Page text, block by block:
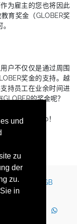
und
zu
der
zu.
in
为雇主的您也将因此
育奖金（GLOBER奖
户不仅仅是通过周围
奖金的支持。越
持员工在业余时间进
的奖金呢？
们的Glober App！
Karriere
AGB